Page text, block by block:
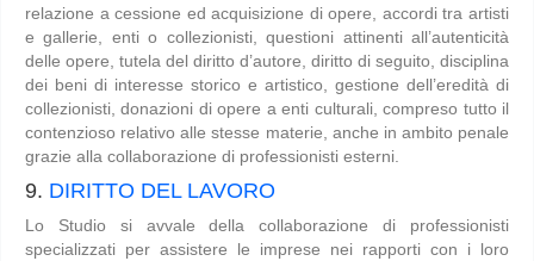
relazione a cessione ed acquisizione di opere, accordi tra artisti
e gallerie, enti o collezionisti, questioni attinenti all’autenticità
delle opere, tutela del diritto d’autore, diritto di seguito, disciplina
dei beni di interesse storico e artistico, gestione dell’eredità di
collezionisti, donazioni di opere a enti culturali, compreso tutto il
contenzioso relativo alle stesse materie, anche in ambito penale
grazie alla collaborazione di professionisti esterni.
9. DIRITTO DEL LAVORO
Lo Studio si avvale della collaborazione di professionisti
specializzati per assistere le imprese nei rapporti con i loro